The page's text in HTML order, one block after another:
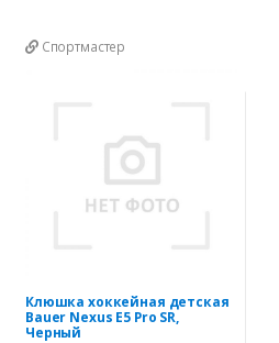
Спортмастер
Клюшка хоккейная детская
Bauer Nexus E5 Pro SR,
Черный